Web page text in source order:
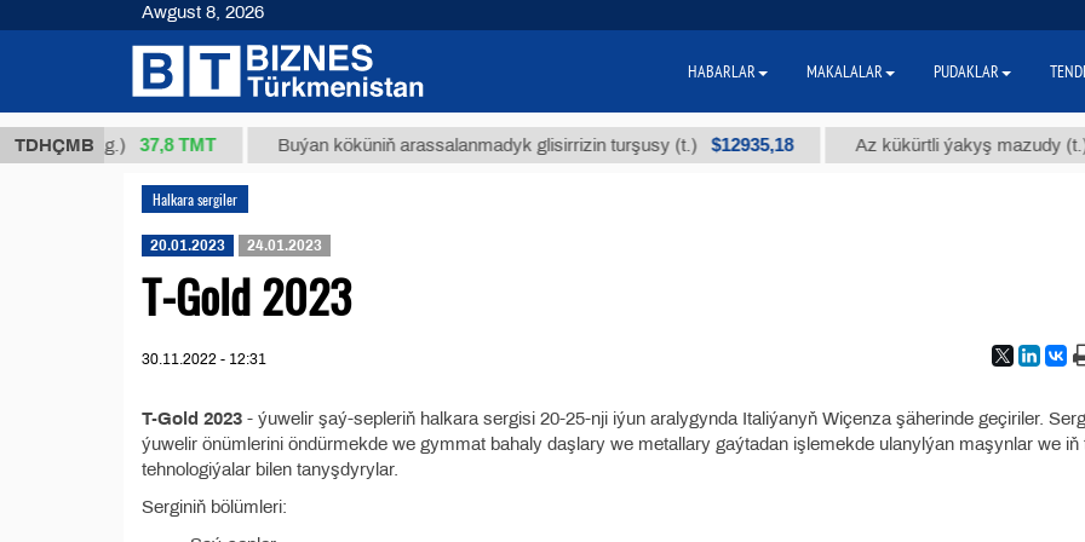
TDHÇMB
34/1 (kg.) 37,8 ТМТ Buýan köküniň arassalanmadyk glisirrizin turşusy (t.) $12935,18 Az kükürtli ýakyş mazudy (t.)
Halkara sergiler
20.01.2023 24.01.2023
T-Gold 2023
30.11.2022 - 12:31
T-Gold 2023 - ýuwelir şaý-sepleriň halkara sergisi 20-25-nji iýun aralygynda Italiýanyň Wiçenza şäherinde geçiriler.
ýuwelir önümlerini öndürmekde we gymmat bahaly daşlary we metallary gaýtadan işlemekde ulanylýan maşynlar we iň
tehnologiýalar bilen tanyşdyrylar.
Serginiň bölümleri:
Awgust 8, 2026
HABARLAR MAKALALAR PUDAKLAR